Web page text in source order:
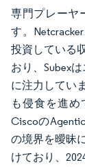
専門プレーヤ
す。
投資している
おり、Subex
に注力してい
も侵食を進め
Ciscoの
の境界を曖昧
けており、